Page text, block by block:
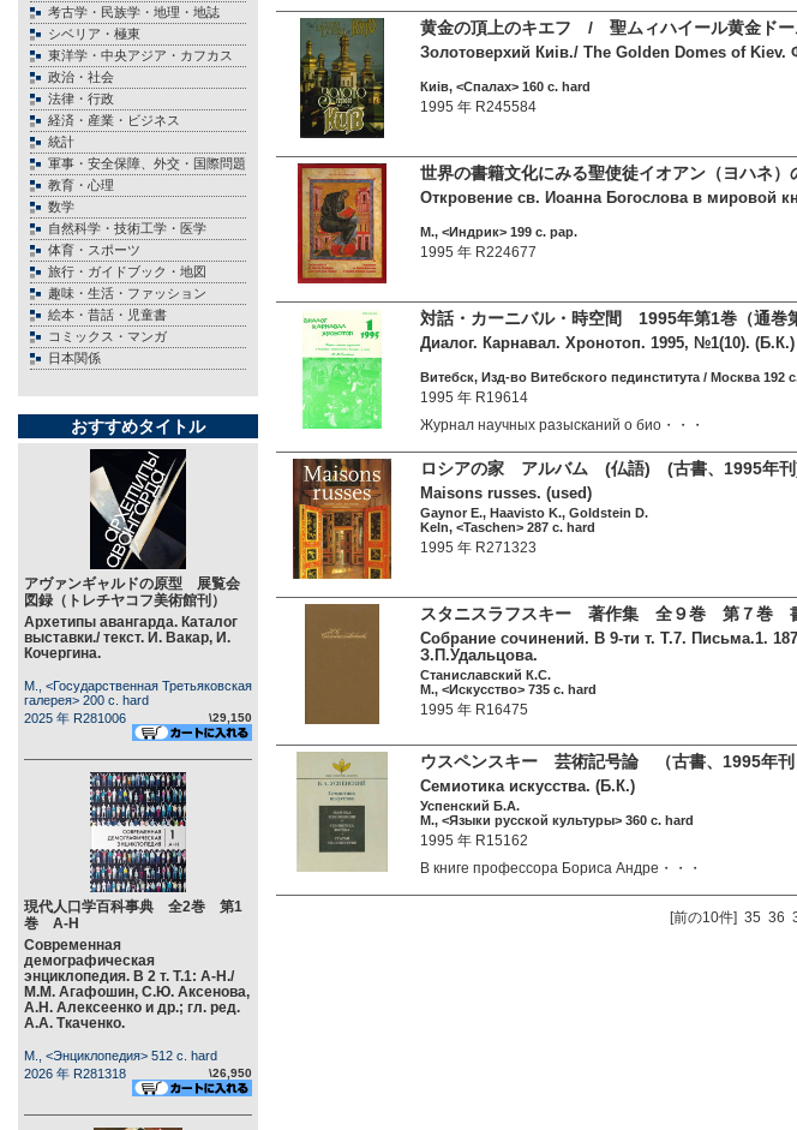
考古学・民族学・地理・地誌
シベリア・極東
東洋学・中央アジア・カフカス
政治・社会
法律・行政
経済・産業・ビジネス
統計
軍事・安全保障、外交・国際問題
教育・心理
数学
自然科学・技術工学・医学
体育・スポーツ
旅行・ガイドブック・地図
趣味・生活・ファッション
絵本・昔話・児童書
コミックス・マンガ
日本関係
おすすめタイトル
アヴァンギャルドの原型 展覧会
図録（トレチヤコフ美術館刊）
Архетипы авангарда. Каталог
выставки./ текст. И. Вакар, И.
Кочергина.
М., <Государственная Третьяковская
галерея> 200 c. hard
2025 年 R281006
\29,150
現代人口学百科事典 全2巻 第1
巻 А-Н
Современная
демографическая
энциклопедия. В 2 т. Т.1: А-Н./
М.М. Агафошин, С.Ю. Аксенова,
А.Н. Алексеенко и др.; гл. ред.
А.А. Ткаченко.
М., <Энциклопедия> 512 c. hard
2026 年 R281318
\26,950
黄金の頂上のキエフ / 聖ムィハイール黄金ド
Золотоверхий Киiв./ The Golden Domes of Kiev.
Киiв, <Спалах> 160 c. hard
1995 年 R245584
世界の書籍文化にみる聖使徒イオアン（ヨハネ
Откровение св. Иоанна Богослова в мировой
М., <Индрик> 199 c. pap.
1995 年 R224677
対話・カーニバル・時空間 1995年第1巻（通巻
Диалог. Карнавал. Хронотоп. 1995, №1(10). (Б.К.)
Витебск, Изд-во Витебского пединститута / Москва 192
1995 年 R19614
Журнал научных разысканий о био・・・
ロシアの家 アルバム (仏語) (古書、1995年
Maisons russes. (used)
Gaynor E., Haavisto K., Goldstein D.
Keln, <Taschen> 287 c. hard
1995 年 R271323
スタニスラフスキー 著作集 全９巻 第７巻
Собрание сочинений. В 9-ти т. Т.7. Письма.1.
З.П.Удальцова.
Станиславский К.С.
М., <Искусство> 735 c. hard
1995 年 R16475
ウスペンスキー 芸術記号論 （古書、1995年刊
Семиотика искусства. (Б.К.)
Успенский Б.А.
М., <Языки русской культуры> 360 c. hard
1995 年 R15162
В книге профессора Бориса Андре・・・
[前の10件] 35 36